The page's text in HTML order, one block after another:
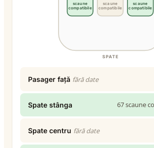
SPATE
scaune
compatibile
scaune
compatibile
scaune
compatibile
Pasager față fără date
Spate stânga 67 scaune
Spate centru fără date